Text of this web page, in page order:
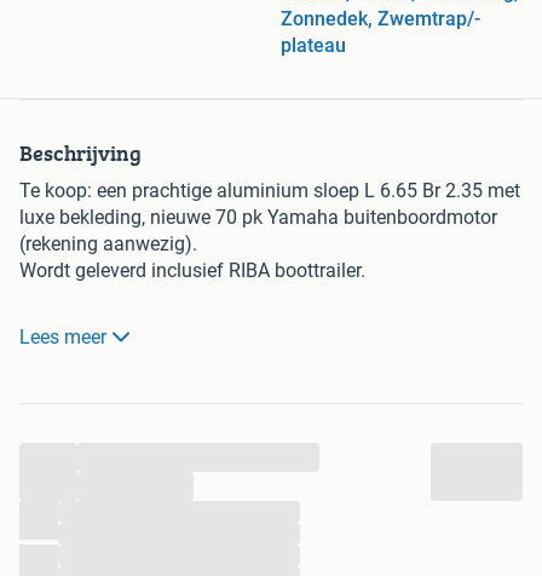
Zonnedek, Zwemtrap/-
plateau
Beschrijving
Te koop: een prachtige aluminium sloep L 6.65 Br 2.35 met
luxe bekleding, nieuwe 70 pk Yamaha buitenboordmotor
(rekening aanwezig).
Wordt geleverd inclusief RIBA boottrailer.
Krachtige boegschroef, rvs 50 liter benzinetank en een
elektrische bilgepomp.
Lees meer